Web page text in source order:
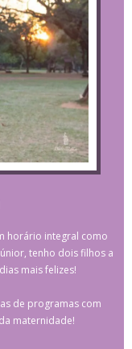
horário integral como
tenho dois filhos a
mais felizes!
de programas com
maternidade!